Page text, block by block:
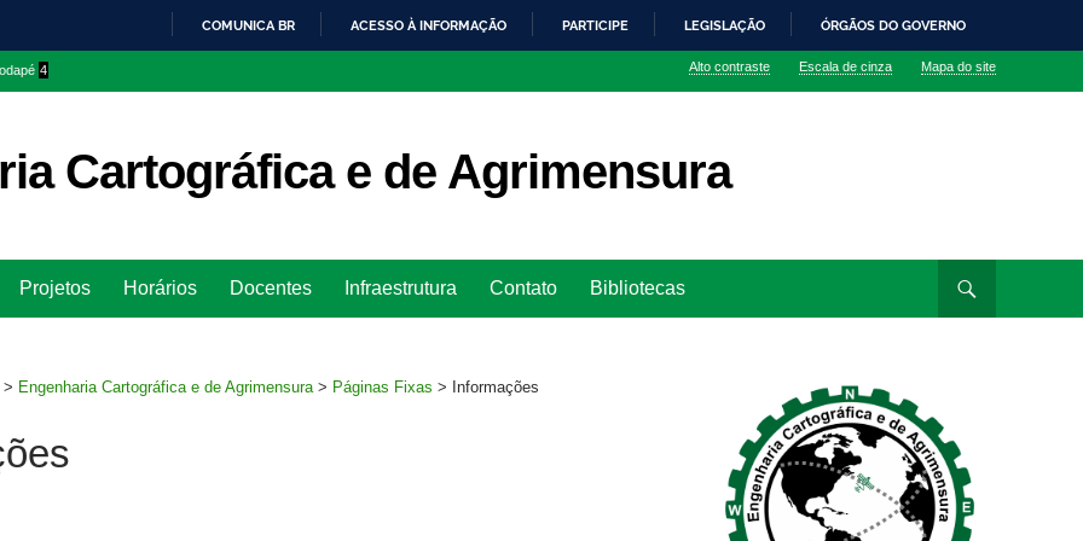
O
COMUNICA BR ACESSO À INFORMAÇÃO PARTICIPE LEGISLAÇÃO ÓRGÃOS DO GOVERNO
4 Alto contraste Escala de cinza Mapa do site
Cartográfica e de Agrimensura
para
Projetos Horários Docentes Infraestrutura Contato Bibliotecas
> Engenharia Cartográfica e de Agrimensura > Páginas Fixas > Informações